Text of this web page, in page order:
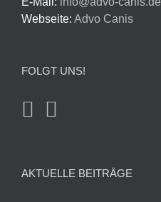
Webseite: Advo Canis
FOLGT UNS!
AKTUELLE BEITRÄGE